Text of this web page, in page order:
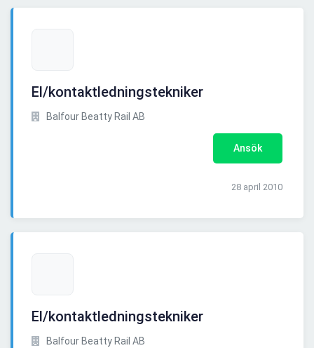
El/kontaktledningstekniker
Balfour Beatty Rail AB
Ansök
28 april 2010
El/kontaktledningstekniker
Balfour Beatty Rail AB